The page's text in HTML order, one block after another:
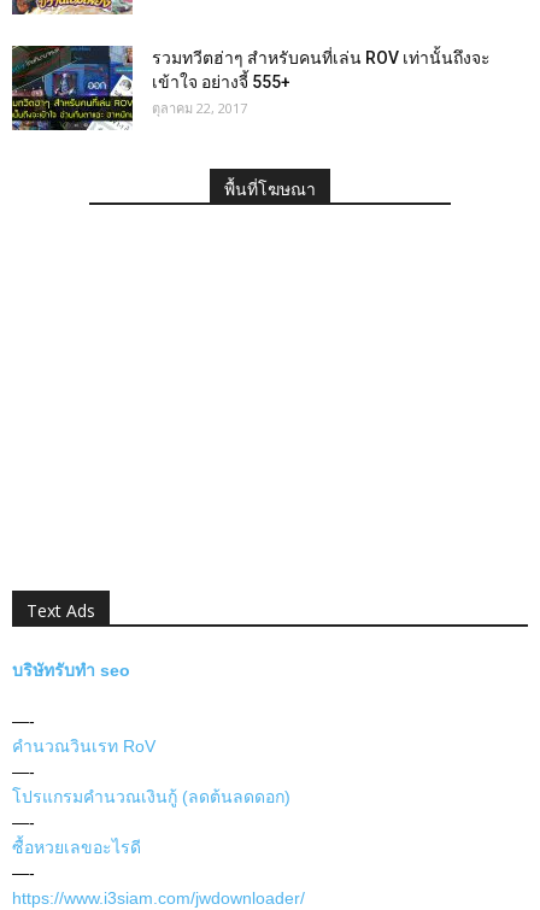
รวมทวีตฮ่าๆ สำหรับคนที่เล่น ROV เท่านั้นถึงจะ
เข้าใจ อย่างจี้ 555+
ตุลาคม 22, 2017
พื้นที่โฆษณา
Text Ads
บริษัทรับทำ seo
—-
คำนวณวินเรท RoV
—-
โปรแกรมคำนวณเงินกู้ (ลดต้นลดดอก)
—-
ซื้อหวยเลขอะไรดี
—-
https://www.i3siam.com/jwdownloader/